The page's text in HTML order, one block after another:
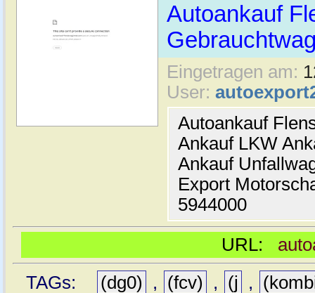
Autoankauf
Eingetragen am:
User:
Autoankauf
Ankauf LKW
Ankauf
Export
5944000
URL:
TAGs:
(dg0) , (fcv) , (j ,